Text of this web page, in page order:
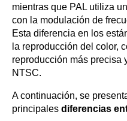
mientras que PAL utiliza
con la modulación de
Esta diferencia en los
la reproducción del color,
reproducción más precisa
NTSC.
A continuación, se
principales diferencias